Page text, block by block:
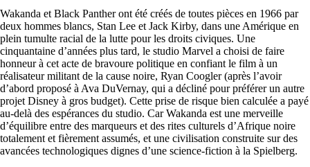
Wakanda et Black Panther ont été créés de toutes pièces en 1966 par
deux hommes blancs, Stan Lee et Jack Kirby, dans une Amérique en
plein tumulte racial de la lutte pour les droits civiques. Une
cinquantaine d’années plus tard, le studio Marvel a choisi de faire
honneur à cet acte de bravoure politique en confiant le film à un
réalisateur militant de la cause noire, Ryan Coogler (après l’avoir
d’abord proposé à Ava DuVernay, qui a décliné pour préférer un autre
projet Disney à gros budget). Cette prise de risque bien calculée a payé
au-delà des espérances du studio. Car Wakanda est une merveille
d’équilibre entre des marqueurs et des rites culturels d’Afrique noire
totalement et fièrement assumés, et une civilisation construite sur des
avancées technologiques dignes d’une science-fiction à la Spielberg.